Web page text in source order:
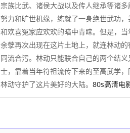
宗族比武、诸侯大战以及传人继承等诸
努力和旷世机缘，练就了一身绝世武功
和欢喜冤家应欢欢的暗中青睐。但是，
余孽再次出现在这片土地上，就连林动
同流合污。林动只能联合自己的两个结
士，靠着当年符祖流传下来的至高武学
林动守护了这片美好的大陆。 80s高清电